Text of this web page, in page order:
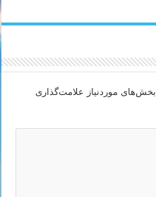
بخش‌های موردنیاز علامت‌گذاری